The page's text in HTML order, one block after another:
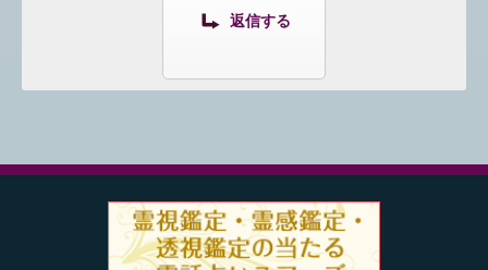
返信する